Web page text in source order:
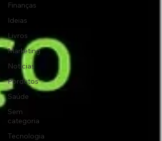
Finanças
Ideias
Livros
Marketing
Notícias
Pordutos
Saúde
Sem
categoria
Tecnologia